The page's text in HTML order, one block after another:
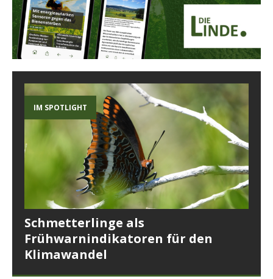
IM SPOTLIGHT
Schmetterlinge als
Frühwarnindikatoren für den
Klimawandel